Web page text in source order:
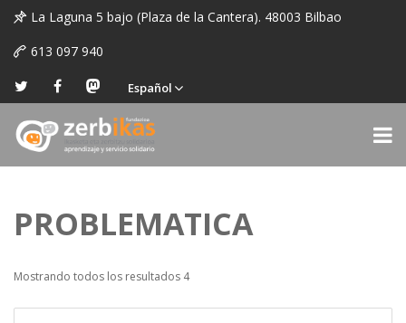
La Laguna 5 bajo (Plaza de la Cantera). 48003 Bilbao
613 097 940
Español
PROBLEMATICA
Mostrando todos los resultados 4